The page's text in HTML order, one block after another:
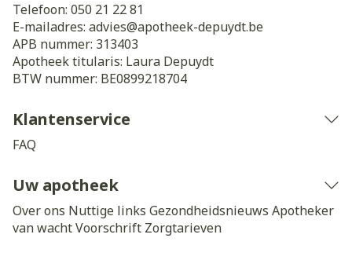
Telefoon: 050 21 22 81
E-mailadres: advies@apotheek-depuydt.be
APB nummer: 313403
Apotheek titularis: Laura Depuydt
BTW nummer: BE0899218704
Klantenservice
FAQ
Uw apotheek
Over ons Nuttige links Gezondheidsnieuws Apotheker
van wachtVoorschrift Zorgtarieven